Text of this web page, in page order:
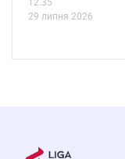
29 липня 2026